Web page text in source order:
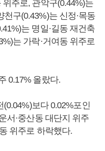
위주로, 관악구(0.44%)는
천구(0.43%)는 신정·목동
는 명일·길동 재건축
는 가락·거여동 위주로
0.17% 올랐다.
(0.04%)보다 0.02%포인
서·중산동 대단지 위주
위주로 하락했다.